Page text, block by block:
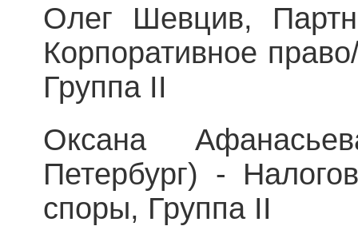
Олег Шевцив,
Корпоративное
Группа II
Оксана
Петербург) -
споры, Группа II